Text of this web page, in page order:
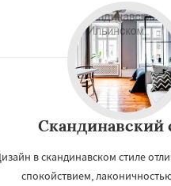
Скандинавский
в скандинавском стиле
спокойствием,